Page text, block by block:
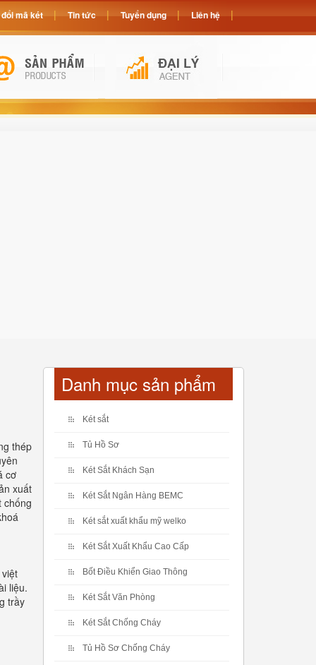
thép
cơ
xuất
chống
liệu.
trầy
Danh mục sản phẩm
Két sắt
Tủ Hồ Sơ
Két Sắt Khách Sạn
Két Sắt Ngân Hàng BEMC
Két sắt xuất khẩu mỹ welko
Két Sắt Xuất Khẩu Cao Cấp
Bốt Điều Khiển Giao Thông
Két Sắt Văn Phòng
Két Sắt Chống Cháy
Tủ Hồ Sơ Chống Cháy
mã két Tin tức Tuyển dụng Liên hệ